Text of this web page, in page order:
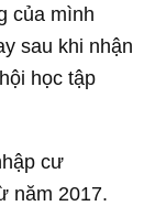
của mình
sau khi nhận
học tập
cư
năm 2017.